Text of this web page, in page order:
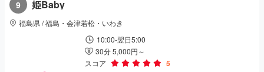
9 姫Baby
福島県 / 福島・会津若松・いわき
10:00-翌日5:00
30分 5,000円～
スコア
5